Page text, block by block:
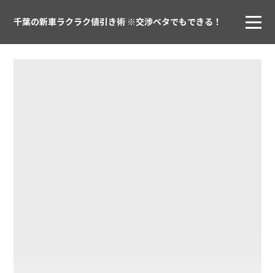
千葉の新車ラクラク値引き術 ※交渉ベタでもできる！